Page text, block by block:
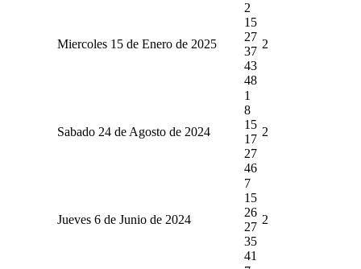
Miercoles 15 de Enero de 2025
2
15
27
37
43
48
2
Sabado 24 de Agosto de 2024
1
8
15
17
27
46
2
Jueves 6 de Junio de 2024
7
15
26
27
35
41
2